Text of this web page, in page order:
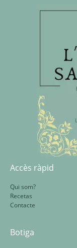
Accès ràpid
Qui som?
Recetas
Contacte
Botiga